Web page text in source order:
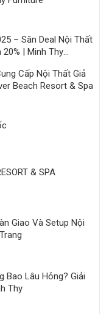
– Săn Deal Nội Thất
| Minh Thy
Cấp Nội Thất Giả
Beach Resort & Spa
& SPA
Giao Và Setup Nội
Bao Lâu Hỏng? Giải
Thy